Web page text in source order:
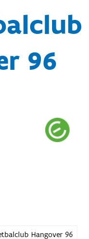
96
Hangover 96